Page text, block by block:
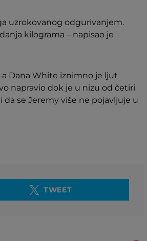
uzrokovanog odgurivanjem.
kilograma – napisao je
a Dana White iznimno je ljut
napravio dok je u nizu od četiri
se Jeremy više ne pojavljuje u
TWEET